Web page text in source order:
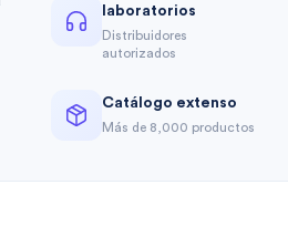
laboratorios
Distribuidores
autorizados
Catálogo extenso
Más de 8,000 productos